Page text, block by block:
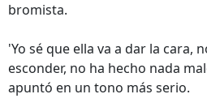
bromista.
'Yo sé que ella va a dar la cara,
esconder, no ha hecho nada
apuntó en un tono más serio.